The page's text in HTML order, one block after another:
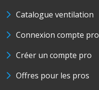
Catalogue ventilation
Connexion compte pro
Créer un compte pro
Offres pour les pros